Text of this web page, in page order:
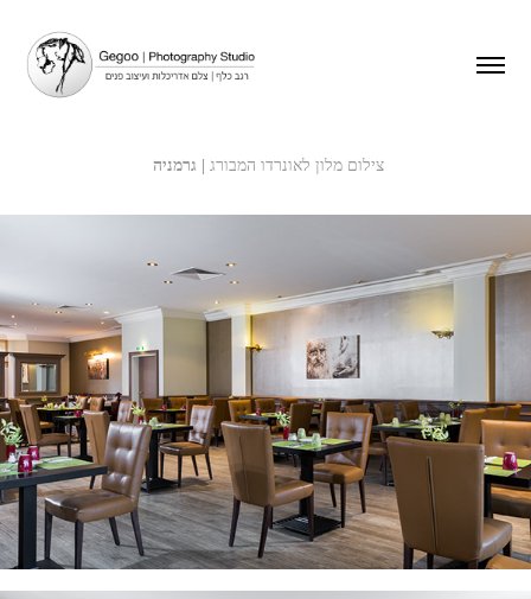
צילום מלון לאונרדו המבורג | גרמניה